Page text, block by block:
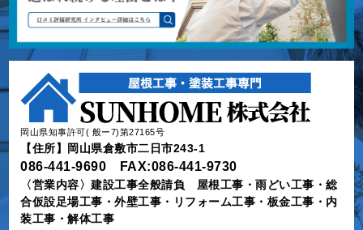
岡山県知事許可( 般ー7)第27165号
【住所】岡山県倉敷市二日市243-1
086-441-9690 FAX:086-441-9730
〈営業内容〉建設工事全般請負 屋根工事・雨どい工事・総
合仮設足場工事・外壁工事・リフォーム工事・板金工事・内
装工事・解体工事